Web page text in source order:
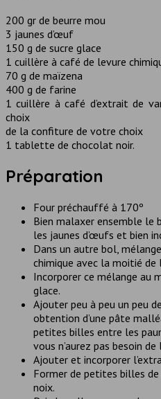
200 gr de beurre mou
3 jaunes d’œuf
150 g de sucre glace
1 cuillère à café de levure
70 g de maïzena
400 g de farine
1 cuillère à café d’extrait de
choix
de la confiture de votre choix
1 tablette de chocolat noir.
Préparation
Four préchauffé à 170º
Bien malaxer ensemble le
les jaunes d’œufs et bien
Dans un autre bol,
chimique avec la moitié de
Incorporer ce mélange au
glace.
Ajouter peu à peu un peu
obtention d’une pâte
petites billes entre les
vous n’aurez pas besoin de
Ajouter et incorporer
Former de petites billes
noix.